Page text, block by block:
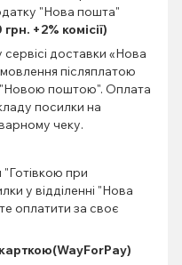
"Нова пошта"
+2% комісії)
доставки «Нова
післяплатою
"Новою поштою". Оплата
посилки на
чеку.
"Готівкою при
у відділенні "Нова
оплатити за своє